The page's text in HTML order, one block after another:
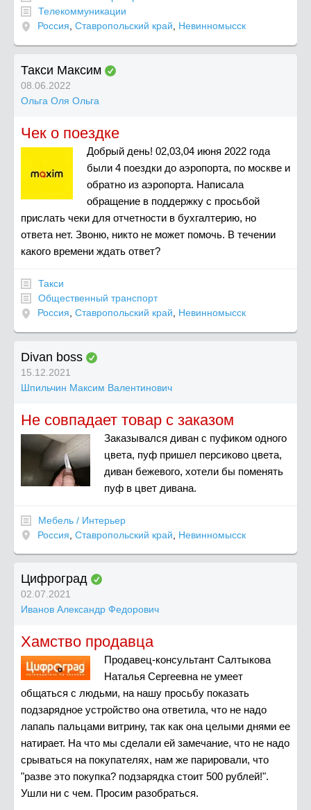
Телекоммуникации
Россия, Ставропольский край, Невинномысск
Такси Максим
08.06.2022
Ольга Оля Ольга
Чек о поездке
Добрый день! 02,03,04 июня 2022 года
были 4 поездки до аэропорта, по москве и
обратно из аэропорта. Написала
обращение в поддержку с просьбой
прислать чеки для отчетности в бухгалтерию, но
ответа нет. Звоню, никто не может помочь. В течении
какого времени ждать ответ?
Такси
Общественный транспорт
Россия, Ставропольский край, Невинномысск
Divan boss
15.12.2021
Шпильчин Максим Валентинович
Не совпадает товар с заказом
Заказывался диван с пуфиком одного
цвета, пуф пришел персиково цвета,
диван бежевого, хотели бы поменять
пуф в цвет дивана.
Мебель / Интерьер
Россия Ставропольский край Невинномысск
Цифроград
02.07.2021
Иванов Александр Федорович
Хамство продавца
Продавец-консультант Салтыкова
Наталья Сергеевна не умеет
общаться с людьми, на нашу просьбу показать
подзарядное устройство она ответила, что не надо
лапапь пальцами витрину, так как она целыми днями ее
натирает. На что мы сделали ей замечание, что не надо
срываться на покупателях, нам же парировали, что
"разве это покупка? подзарядка стоит 500 рублей!".
Ушли ни с чем. Просим разобраться.